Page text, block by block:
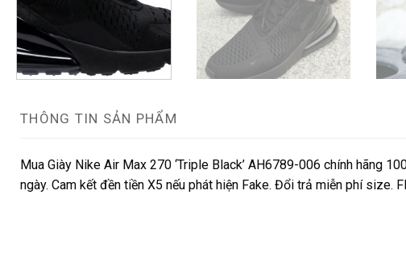
THÔNG TIN SẢN PHẨM
Mua Giày Nike Air Max 270 ‘Triple Black’ AH6789-006 chính hãng
ngày. Cam kết đền tiền X5 nếu phát hiện Fake. Đổi trả miễn phí size.